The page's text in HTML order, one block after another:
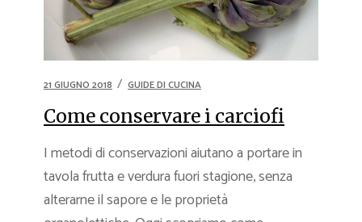
21 GIUGNO 2018 GUIDE DI CUCINA
Come conservare i carciofi
I metodi di conservazioni aiutano a portare in
tavola frutta e verdura fuori stagione, senza
alterarne il sapore e le proprietà